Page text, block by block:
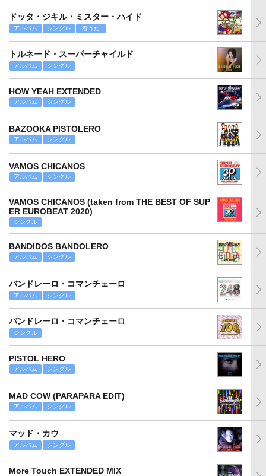
ドッタ・ジキル・ミスター・ハイド
アルバム シングル 着うた
トルネード・スーパーチャイルド
アルバム シングル
HOW YEAH EXTENDED
アルバム シングル
BAZOOKA PISTOLERO
アルバム シングル
VAMOS CHICANOS
アルバム シングル
VAMOS CHICANOS (taken from THE BEST OF SUP
ER EUROBEAT 2020)
シングル
BANDIDOS BANDOLERO
アルバム シングル
バンドレーロ・コマンチェーロ
アルバム シングル
バンドレーロ・コマンチェーロ
シングル
PISTOL HERO
アルバム シングル
MAD COW (PARAPARA EDIT)
アルバム シングル
マッド・カウ
アルバム シングル
More Touch EXTENDED MIX